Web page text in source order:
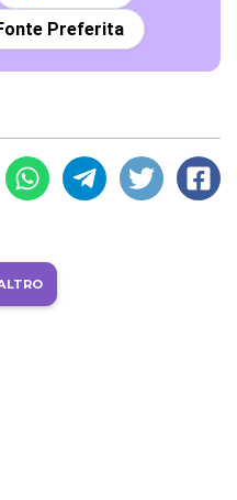
Preferita